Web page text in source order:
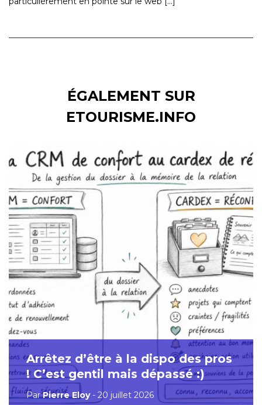
ÉGALEMENT SUR
ETOURISME.INFO
Arrêtez d’être à la dispo des pros
! C’est gentil mais dépassé :)
ParPierre Eloy- 20 juillet 2026